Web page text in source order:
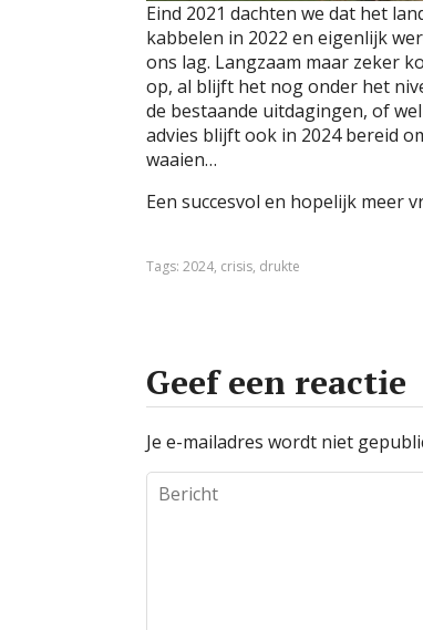
Eind 2021 dachten we dat het
kabbelen in 2022 en eigenlijk
ons lag. Langzaam maar zeker
op, al blijft het nog onder het
de bestaande uitdagingen, of
advies blijft ook in 2024 bereid
waaien…
Een succesvol en hopelijk meer
Tags: 2024, crisis, drukte
Geef een reactie
Je e-mailadres wordt niet